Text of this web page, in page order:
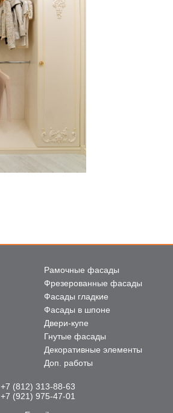
Рамочные фасады
Фрезерованные фасады
Фасады гладкие
Фасады в шпоне
Двери-купе
Гнутые фасады
Декоративные элементы
Доп. работы
+7 (812) 313-88-63
+7 (921) 975-47-01